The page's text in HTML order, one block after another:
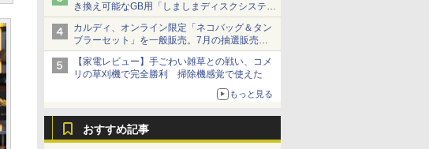
き換え可能なGB用「しましまディスクシステ
ム」
カルディ、オンライン限定「ネコバッグ＆タン
ブラーセット」を一般販売。7月の抽選販売の
当選無効分
【家電レビュー】手ごわい雑草との戦い、コメ
リの草刈機で完全勝利 掃除機感覚で使えた
もっと見る
おすすめ記事